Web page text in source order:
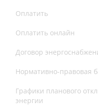
Оплатить
Оплатить онлайн
Договор
Нормативно-правовая
Графики планового
энергии